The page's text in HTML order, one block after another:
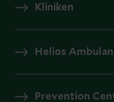
Kliniken
Helios
Prevention